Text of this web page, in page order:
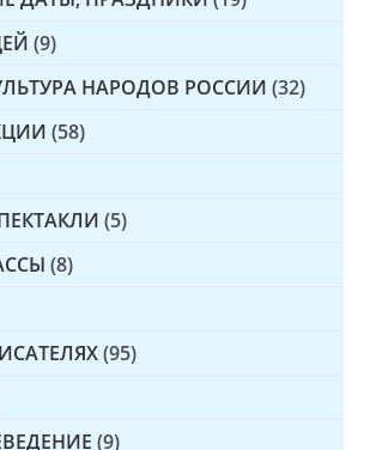
(9)
НАРОДОВ РОССИИ (32)
(58)
(5)
(8)
(95)
(9)